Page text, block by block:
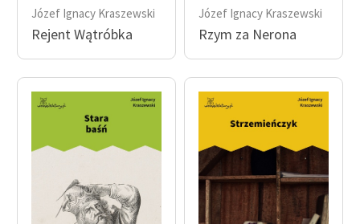
Józef Ignacy Kraszewski
Rejent Wątróbka
Józef Ignacy Kraszewski
Rzym za Nerona